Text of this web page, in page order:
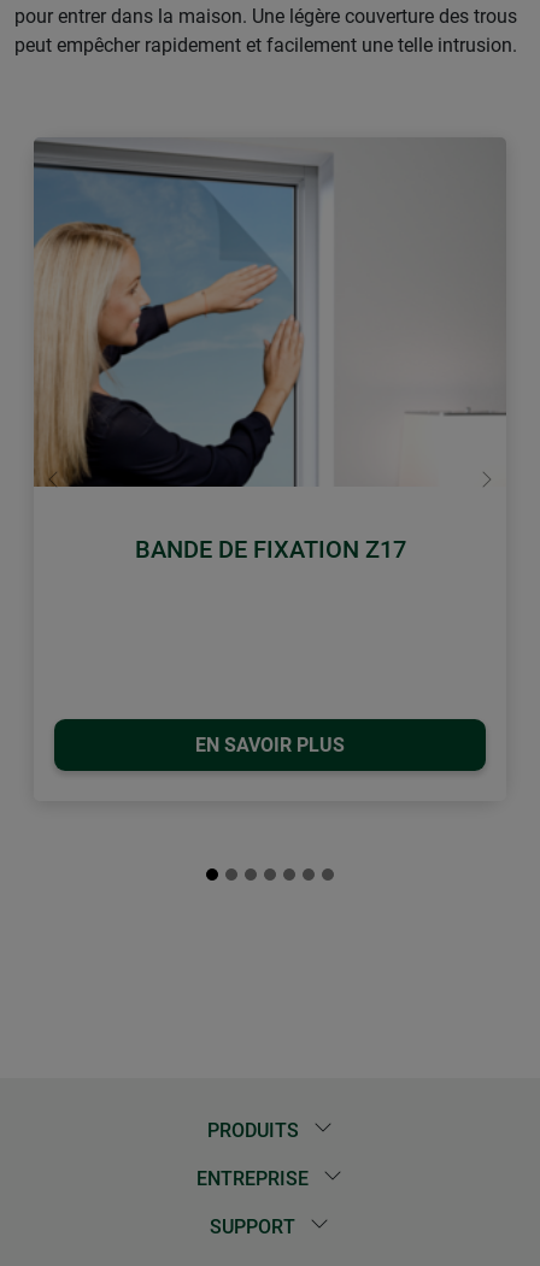
pour entrer dans la maison. Une légère couverture des trous
peut empêcher rapidement et facilement une telle intrusion.
BANDE DE FIXATION Z17
EN SAVOIR PLUS
retour
PRODUITS
ENTREPRISE
SUPPORT